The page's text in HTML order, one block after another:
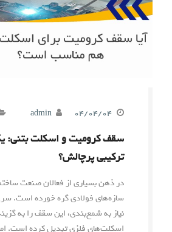
۰۴/۰۴/۰۴ admin
سقف کرومیت و اسکلت بتنی:
ترکیبی پرچالش؟
در ذهن بسیاری از فعالان صنعت
سازه‌های فولادی گره خورده است.
نیاز به شمع‌بندی، این سقف را به
اسکلت‌های فلزی تبدیل کرده است.